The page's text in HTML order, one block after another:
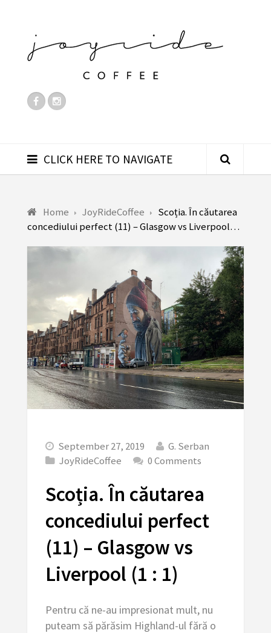
CLICK HERE TO NAVIGATE
Home JoyRideCoffee
Scoția. În căutarea
concediului perfect (11) – Glasgow vs Liverpool…
September 27, 2019
G. Serban
JoyRideCoffee
0 Comments
Scoția. În căutarea
concediului perfect
(11) – Glasgow vs
Liverpool (1 : 1)
Pentru că ne-au impresionat mult, nu
puteam să părăsim Highland-ul fără o